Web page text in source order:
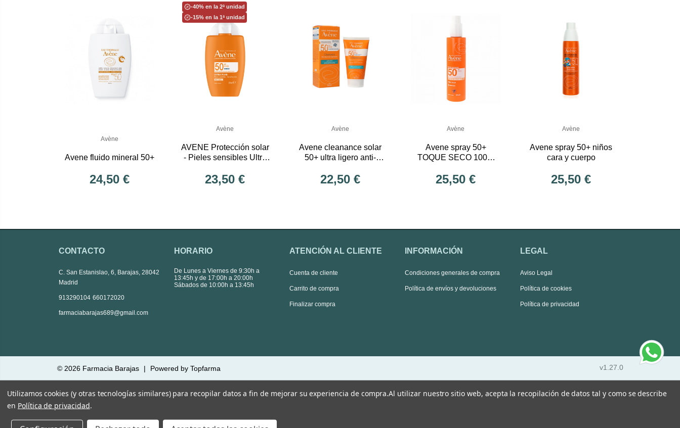
Avène
Avene fluido mineral 50+
24,50 €
-40% en la 2ª unidad
-15% en la 1ª unidad
Avène
AVENE Protección solar
- Pieles sensibles Ultra
50ml
23,50 €
Avène
Avene cleanance solar
50+ ultra ligero anti-
22,50 €
Avène
Avene spray 50+
TOQUE SECO 100%
25,50 €
Avène
Avene spray 50+ niños
cara y cuerpo
25,50 €
CONTACTO
C. San Estanislao, 6, Barajas, 28042
Madrid
913290104 660172020
farmaciabarajas689@gmail.com
HORARIO
De Lunes a Viernes de 9:30h a
13:45h y de 17:00h a 20:00h
Sábados de 10:00h a 13:45h
ATENCIÓN AL CLIENTE
Cuenta de cliente
Carrito de compra
Finalizar compra
INFORMACIÓN
Condiciones generales de compra
Política de envíos y devoluciones
LEGAL
Aviso Legal
Política de cookies
Política de privacidad
© 2026 Farmacia Barajas | Powered by Topfarma v1.27.0
Utilizamos cookies (y otras tecnologías similares) para recopilar datos a fin de mejorar su experiencia de compra.Al utilizar nuestro sitio web, acepta la recopilación de datos tal y como se describe
en Política de privacidad.